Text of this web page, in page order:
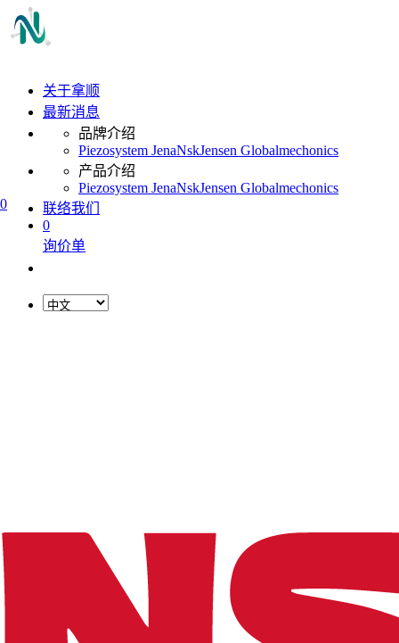
0
关于拿顺
最新消息
品牌介绍
Piezosystem JenaNskJensen Globalmechonics
产品介绍
Piezosystem JenaNskJensen Globalmechonics
联络我们
0
询价单